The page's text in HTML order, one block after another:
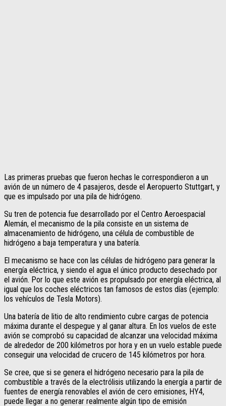
Las primeras pruebas que fueron hechas le correspondieron a un
avión de un número de 4 pasajeros, desde el Aeropuerto Stuttgart, y
que es impulsado por una pila de hidrógeno.
Su tren de potencia fue desarrollado por el Centro Aeroespacial
Alemán, el mecanismo de la pila consiste en un sistema de
almacenamiento de hidrógeno, una célula de combustible de
hidrógeno a baja temperatura y una batería.
El mecanismo se hace con las células de hidrógeno para generar la
energía eléctrica, y siendo el agua el único producto desechado por
el avión. Por lo que este avión es propulsado por energía eléctrica, al
igual que los coches eléctricos tan famosos de estos días (ejemplo:
los vehículos de Tesla Motors).
Una batería de litio de alto rendimiento cubre cargas de potencia
máxima durante el despegue y al ganar altura. En los vuelos de este
avión se comprobó su capacidad de alcanzar una velocidad máxima
de alrededor de 200 kilómetros por hora y en un vuelo estable puede
conseguir una velocidad de crucero de 145 kilómetros por hora.
Se cree, que si se genera el hidrógeno necesario para la pila de
combustible a través de la electrólisis utilizando la energía a partir de
fuentes de energía renovables el avión de cero emisiones, HY4,
puede llegar a no generar realmente algún tipo de emisión